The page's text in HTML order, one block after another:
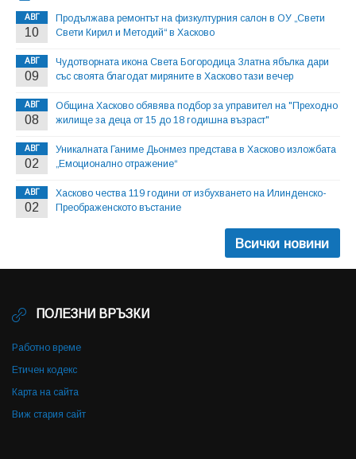
АВГ
10
Продължава ремонтът на физкултурния салон в ОУ „Свети
Свети Кирил и Методий“ в Хасково
АВГ
09
Чудотворната икона Света Богородица Златна ябълка дари
със своята благодат миряните в Хасково тази вечер
АВГ
08
Община Хасково обявява подбор за управител на "Преходно
жилище за деца от 15 до 18 годишна възраст"
АВГ
02
Уникалната Ганиме Дьонмез представа в Хасково изложбата
„Емоционално отражение“
АВГ
02
Хасково чества 119 години от избухването на Илинденско-
Преображенското въстание
Всички новини
ПОЛЕЗНИ ВРЪЗКИ
Работно време
Етичен кодекс
Карта на сайта
Виж стария сайт